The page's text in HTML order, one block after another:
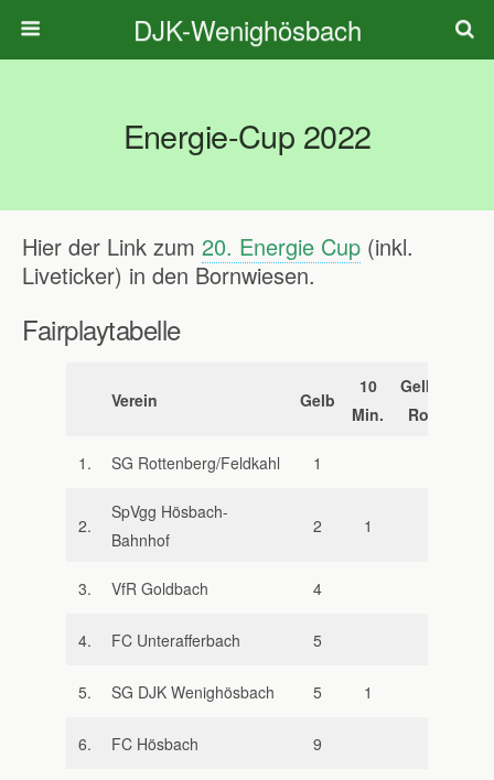
DJK-Wenighösbach
Energie-Cup 2022
Hier der Link zum 20. Energie Cup (inkl.
Liveticker) in den Bornwiesen.
Fairplaytabelle
Verein Gelb
10
Min.
Gelb-
Rot
1. SG Rottenberg/Feldkahl 1
2.
SpVgg Hösbach-
Bahnhof
2 1
3. VfR Goldbach 4
4. FC Unterafferbach 5
5. SG DJK Wenighösbach 5 1
6. FC Hösbach 9